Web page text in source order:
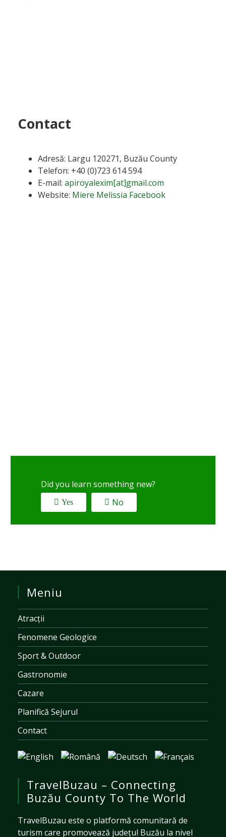
Contact
Adresă: Largu 120271, Buzău County
Telefon: +40 (0)723 614 594
E-mail: apiroyalexim[at]gmail.com
Website: Miere Melissia Facebook
Did you learn something new?
Yes No
Meniu
Atracții
Fenomene Geologice
Sport & Outdoor
Gastronomie
Cazare
Planifică Sejurul
Contact
TravelBuzau – Connecting
Buzău County To The World
TravelBuzau este o platformă comunitară de
turism care promovează județul Buzău la nivel